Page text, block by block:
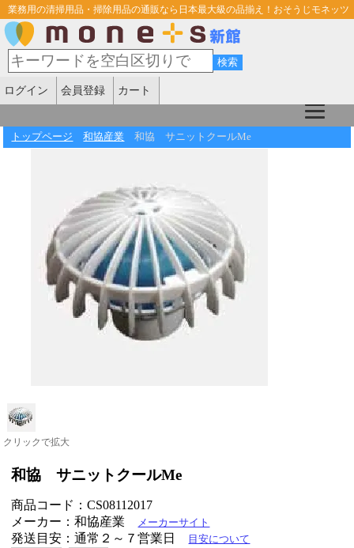
業務用の清掃用品・掃除用品の通販なら日本最大級の品揃え！おそうじモネッツ
ログイン 会員登録 カート
トップページ 和協産業 和協 サニットクールMe
クリックで拡大
和協 サニットクールMe
商品コード：CS08112017
メーカー：和協産業
メーカーサイト
発送目安：通常２～７営業日 目安について